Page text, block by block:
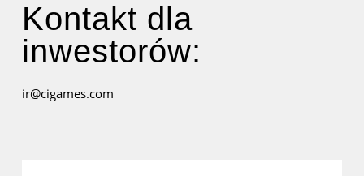
Kontakt dla
inwestorów:
ir@cigames.com